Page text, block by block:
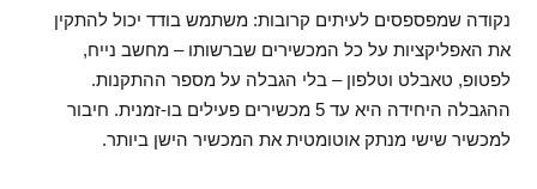
נקודה שמפספסים לעיתים קרובות: משתמש בודד יכול להתקין
את האפליקציות על כל המכשירים שברשותו – מחשב נייח,
לפטופ, טאבלט וטלפון – בלי הגבלה על מספר ההתקנות.
ההגבלה היחידה היא עד 5 מכשירים פעילים בו-זמנית. חיבור
למכשיר שישי מנתק אוטומטית את המכשיר הישן ביותר.